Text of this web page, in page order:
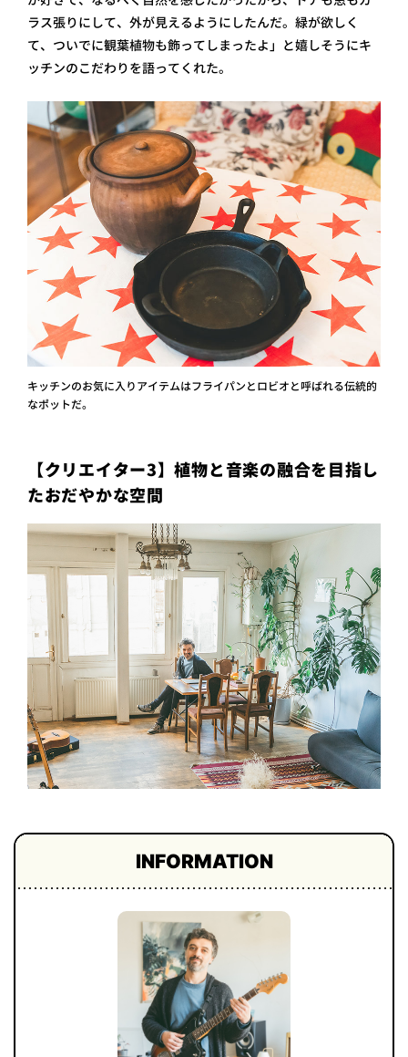
ラス張りにして、外が見えるようにしたんだ。緑が欲しく
て、ついでに観葉植物も飾ってしまったよ」と嬉しそうにキ
ッチンのこだわりを語ってくれた。
キッチンのお気に入りアイテムはフライパンとロビオと呼ばれる伝統的
なポットだ。
【クリエイター3】植物と音楽の融合を目指し
たおだやかな空間
INFORMATION